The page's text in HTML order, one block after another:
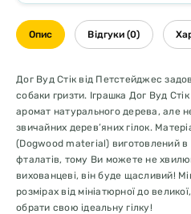
Опис Відгуки (0)
Дог Вуд Стік від Петстейджес
собаки гризти. Іграшка Дог Вуд
аромат натурального дерева, але
звичайних дерев’яних гілок.
(Dogwood material) виготовлений
фталатів, тому Ви можете не
вихованцеві, він буде щасливий!
розмірах від мініатюрної до
обрати свою ідеальну гілку!